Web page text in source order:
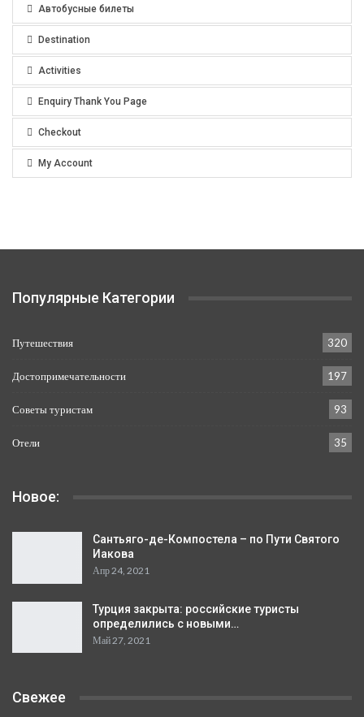
Автобусные билеты
Destination
Activities
Enquiry Thank You Page
Checkout
My Account
Популярные Категории
Путешествия 320
Достопримечательности 197
Советы туристам 93
Отели 35
Новое:
Сантьяго-де-Компостела – по Пути Святого
Иакова
Апр 24, 2021
Турция закрыта: российские туристы
определились с новыми…
Май 27, 2021
Свежее